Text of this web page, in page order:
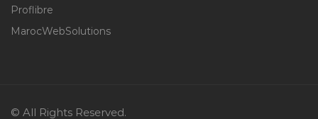
Proflibre
MarocWebSolutions
© All Rights Reserved.